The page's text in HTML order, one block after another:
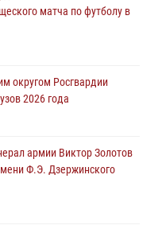
тактической
провели турнир по
матча по футболу в
округом Росгвардии
2026 года
армии Виктор Золотов
Ф.Э. Дзержинского